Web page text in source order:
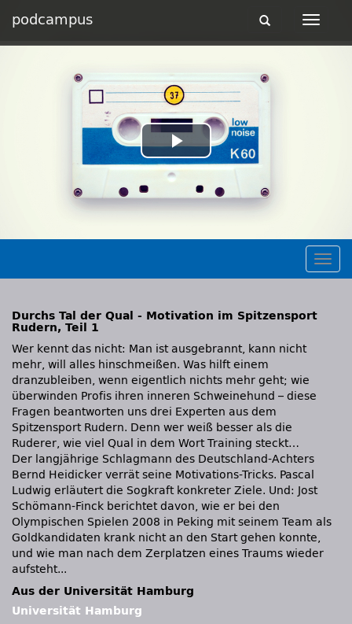
podcampus
Toggle
Toggle
Play
Video
Durchs Tal der Qual - Motivation im Spitzensport
Rudern, Teil 1
Wer kennt das nicht: Man ist ausgebrannt, kann nicht
mehr, will alles hinschmeißen. Was hilft einem
dranzubleiben, wenn eigentlich nichts mehr geht; wie
überwinden Profis ihren inneren Schweinehund – diese
Fragen beantworten uns drei Experten aus dem
Spitzensport Rudern. Denn wer weiß besser als die
Ruderer, wie viel Qual in dem Wort Training steckt…
Der langjährige Schlagmann des Deutschland-Achters
Bernd Heidicker verrät seine Motivations-Tricks. Pascal
Ludwig erläutert die Sogkraft konkreter Ziele. Und: Jost
Schömann-Finck berichtet davon, wie er bei den
Olympischen Spielen 2008 in Peking mit seinem Team als
Goldkandidaten krank nicht an den Start gehen konnte,
und wie man nach dem Zerplatzen eines Traums wieder
aufsteht...
Aus der Universität Hamburg
Universität Hamburg